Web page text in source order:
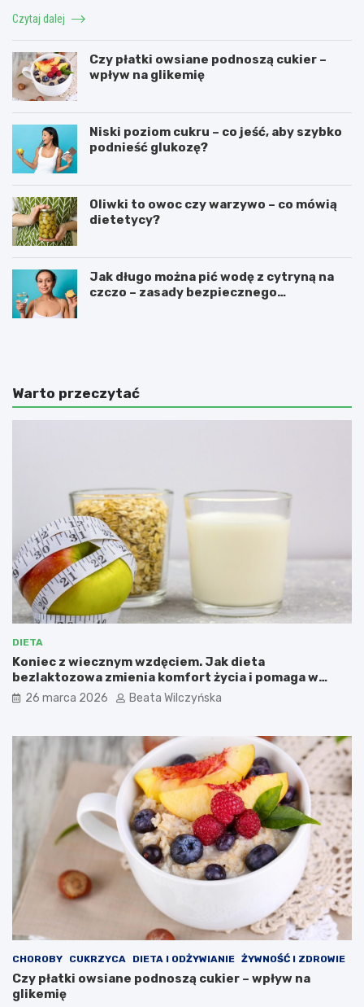
Czytaj dalej
Czy płatki owsiane podnoszą cukier –
wpływ na glikemię
Niski poziom cukru – co jeść, aby szybko
podnieść glukozę?
Oliwki to owoc czy warzywo – co mówią
dietetycy?
Jak długo można pić wodę z cytryną na
czczo – zasady bezpiecznego
W
w
a
z
z
ą
i
o
ś
c
i
w
t
a
ł
ó
N
r
o
w
w
a
z
e
l
o
n
Warto przeczytać
DIETA
Koniec z wiecznym wzdęciem. Jak dieta
bezlaktozowa zmienia komfort życia i pomaga w
redukcji wagi?
26 marca 2026 Beata Wilczyńska
CHOROBY CUKRZYCA DIETA I ODŻYWIANIE ŻYWNOŚĆ I ZDROWIE
Czy płatki owsiane podnoszą cukier – wpływ na
glikemię